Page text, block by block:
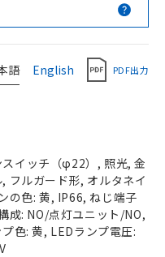
語 English PDF出力
イッチ（φ22）, 照光, 金
フルガード形, オルタネイ
の色: 黄, IP66, ねじ端子
成: NO/点灯ユニット/NO,
色: 黄, LEDランプ電圧: